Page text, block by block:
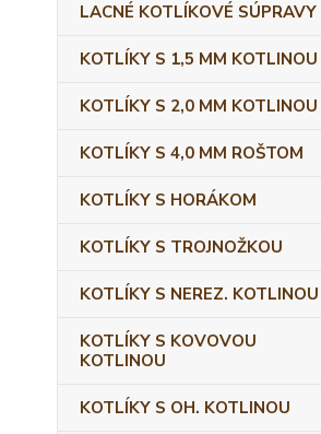
LACNÉ KOTLÍKOVÉ SÚPRAVY
KOTLÍKY S 1,5 MM KOTLINOU
KOTLÍKY S 2,0 MM KOTLINOU
KOTLÍKY S 4,0 MM ROŠTOM
KOTLÍKY S HORÁKOM
KOTLÍKY S TROJNOŽKOU
KOTLÍKY S NEREZ. KOTLINOU
KOTLÍKY S KOVOVOU
KOTLINOU
KOTLÍKY S OH. KOTLINOU